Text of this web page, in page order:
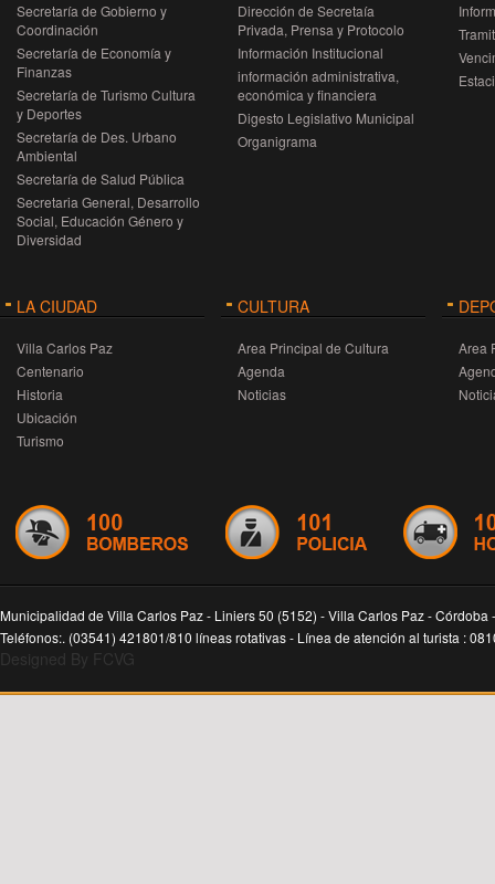
Secretaría de Gobierno y
Coordinación
Secretaría de Economía y
Finanzas
Secretaría de Turismo Cultura
y Deportes
Secretaría de Des. Urbano
Ambiental
Secretaría de Salud Pública
Secretaria General, Desarrollo
Social, Educación Género y
Diversidad
Dirección de Secretaía
Privada, Prensa y Protocolo
Información Institucional
información administrativa,
económica y financiera
Digesto Legislativo Municipal
Organigrama
LA CIUDAD
Villa Carlos Paz
Centenario
Historia
Ubicación
Turismo
CULTURA
Area Principal de Cultura
Agenda
Noticias
Area
Municipalidad de Villa Carlos Paz - Liniers 50 (5152) - Villa Carlos Paz - Córdoba
Teléfonos:. (03541) 421801/810 líneas rotativas - Línea de atención al turista :
Designed By FCVG